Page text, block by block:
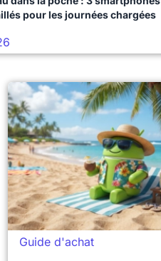
pour les journées chargées
Guide d'achat